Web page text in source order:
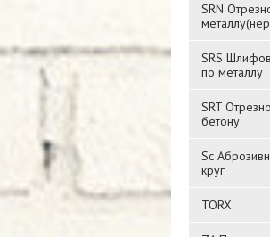
SRN
SRS
по металлу
SRT
бетону
Sc
круг
TORX